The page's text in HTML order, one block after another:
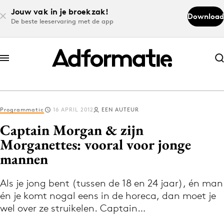
Jouw vak in je broekzak!
De beste leeservaring met de app
Download
Abonneer nu
Abonneer nu
Log in
Volg het laatste nieuws via de Adformatie
Nieuws app
Programmatic 16 APRIL 2012 EEN AUTEUR
Captain Morgan & zijn
Morganettes: vooral voor jonge
mannen
Als je jong bent (tussen de 18 en 24 jaar), én man
én je komt nogal eens in de horeca, dan moet je
wel over ze struikelen. Captain…